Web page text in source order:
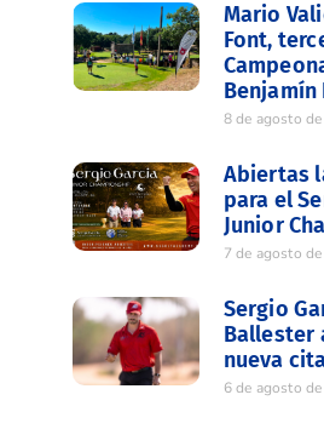
Mario
Font,
Benjamín
8 de agosto
Abiertas
para el
Junior
7 de agosto
Sergio
Ballester
nueva
6 de agosto